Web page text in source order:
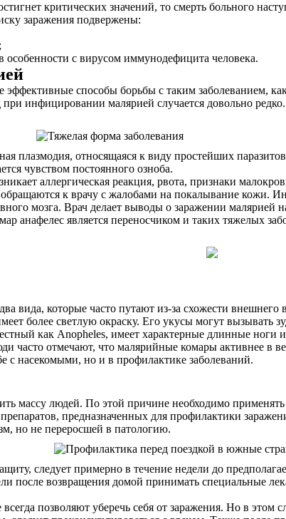
критических значений, то смерть больного
заражения подвержены:
с вирусом иммунодефицита человека.
способы борьбы с таким заболеванием,
инфицировании малярией случается довольно
плазмодия, относящаяся к виду простейших
чувством постоянного озноба.
аллергическая реакция, рвота, признаки
к врачу с жалобами на покалывание кожи.
мозга. Врач делает выводы о заражении малярией
анафелес является переносчиком и таких тяжелых
которые часто путают из-за схожести
более светлую окраску. Его укусы могут вызывать
как Anopheles, имеет характерные длинные ноги
часто отмечают, что малярийные комары активнее в
с насекомыми, но и в профилактике заболеваний.
массу людей. По этой причине необходимо
предназначенных для профилактики
но не переросшей в патологию.
следует примерно в течение недели до
после возвращения домой принимать специальные
позволяют уберечь себя от заражения. Но в